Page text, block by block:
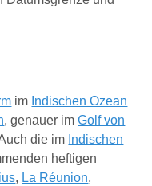
im Indischen Ozean
, genauer imGolf von
die im Indischen
heftigen
, La Réunion,